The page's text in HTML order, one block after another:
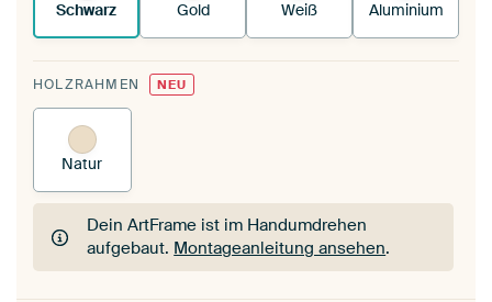
Schwarz Gold Weiß Aluminium
HOLZRAHMEN NEU
Natur
Dein ArtFrame ist im Handumdrehen
aufgebaut. Montageanleitung ansehen.